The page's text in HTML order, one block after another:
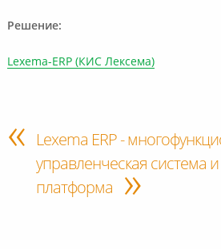
Решение:
Lexema-ERP (КИС Лексема)
Lexema ERP -
управленческая система
платформа
»